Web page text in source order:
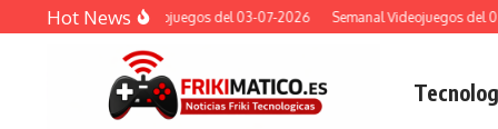
Saltar al contenido
Hot News
Semanal Videojuegos del 03-07-2026 Semanal Videojuegos del